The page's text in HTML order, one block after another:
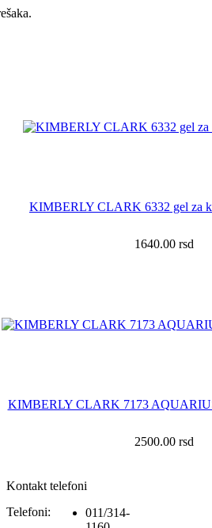
KIMBERLY CLARK 6332 gel za
1640.00 rsd
KIMBERLY CLARK 7173
2500.00 rsd
Kontakt telefoni
Telefoni:
011/314-